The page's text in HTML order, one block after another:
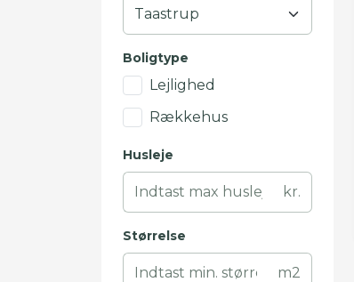
Boligtype
Lejlighed
Rækkehus
Husleje
kr.
Størrelse
m2